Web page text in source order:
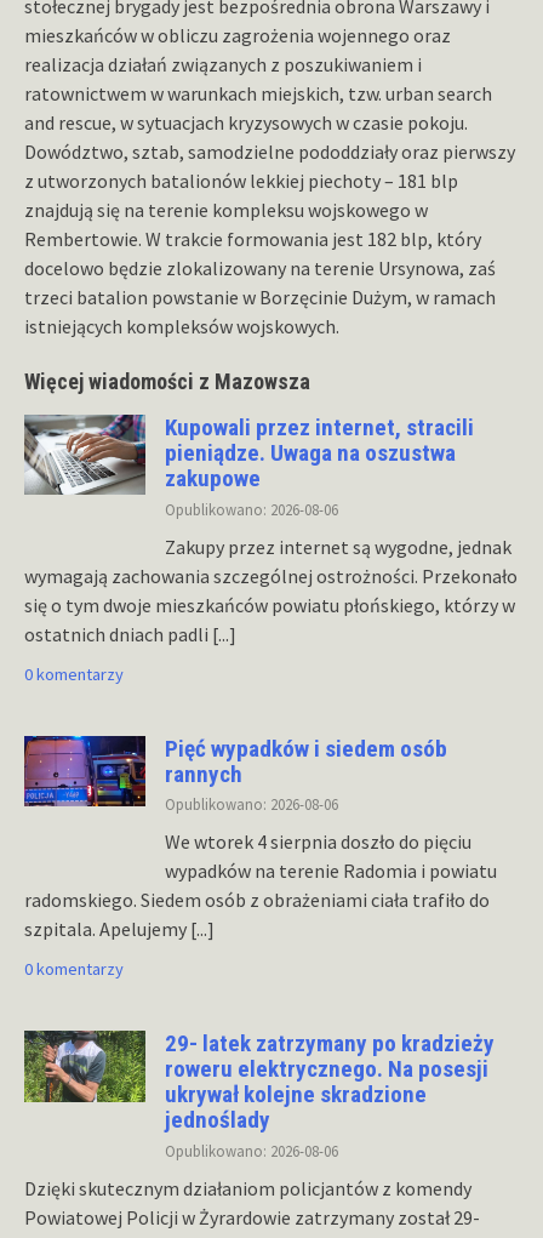
stołecznej brygady jest bezpośrednia obrona Warszawy i
mieszkańców w obliczu zagrożenia wojennego oraz
realizacja działań związanych z poszukiwaniem i
ratownictwem w warunkach miejskich, tzw. urban search
and rescue, w sytuacjach kryzysowych w czasie pokoju.
Dowództwo, sztab, samodzielne pododdziały oraz pierwszy
z utworzonych batalionów lekkiej piechoty – 181 blp
znajdują się na terenie kompleksu wojskowego w
Rembertowie. W trakcie formowania jest 182 blp, który
docelowo będzie zlokalizowany na terenie Ursynowa, zaś
trzeci batalion powstanie w Borzęcinie Dużym, w ramach
istniejących kompleksów wojskowych.
Więcej wiadomości z Mazowsza
Kupowali przez internet, stracili
pieniądze. Uwaga na oszustwa
zakupowe
Opublikowano: 2026-08-06
Zakupy przez internet są wygodne, jednak
wymagają zachowania szczególnej ostrożności. Przekonało
się o tym dwoje mieszkańców powiatu płońskiego, którzy w
ostatnich dniach padli [...]
0 komentarzy
Pięć wypadków i siedem osób
rannych
Opublikowano: 2026-08-06
We wtorek 4 sierpnia doszło do pięciu
wypadków na terenie Radomia i powiatu
radomskiego. Siedem osób z obrażeniami ciała trafiło do
szpitala. Apelujemy [...]
0 komentarzy
29- latek zatrzymany po kradzieży
roweru elektrycznego. Na posesji
ukrywał kolejne skradzione
jednoślady
Opublikowano: 2026-08-06
Dzięki skutecznym działaniom policjantów z komendy
Powiatowej Policji w Żyrardowie zatrzymany został 29-